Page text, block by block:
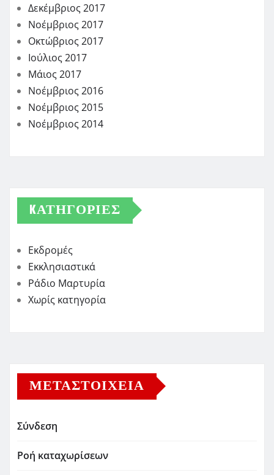
Δεκέμβριος 2017
Νοέμβριος 2017
Οκτώβριος 2017
Ιούλιος 2017
Μάιος 2017
Νοέμβριος 2016
Νοέμβριος 2015
Νοέμβριος 2014
KΑΤΗΓΟΡΊΕΣ
Εκδρομές
Εκκλησιαστικά
Ράδιο Μαρτυρία
Χωρίς κατηγορία
ΜΕΤΑΣΤΟΙΧΕΊΑ
Σύνδεση
Ροή καταχωρίσεων